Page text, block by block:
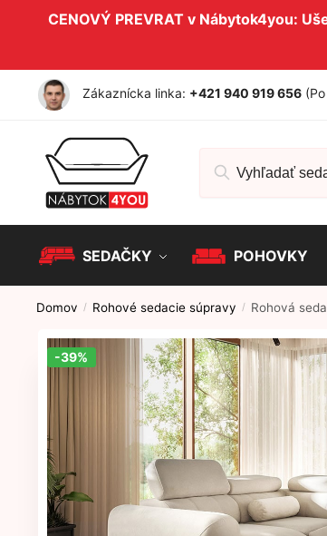
Skip to navigation
Skip to content
CENOVÝ PREVRAT v Nábytok4you:
Zákaznícka linka: +421 940 919 656
SEDAČKY POHOVKY
Domov / Rohové sedacie súpravy / Rohová
-39%